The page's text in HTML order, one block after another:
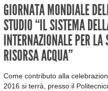
GIORNATA MONDIALE
STUDIO “IL SISTEMA
INTERNAZIONALE PER LA
RISORSA ACQUA”
Come contributo alla
2016 si terrà, presso il